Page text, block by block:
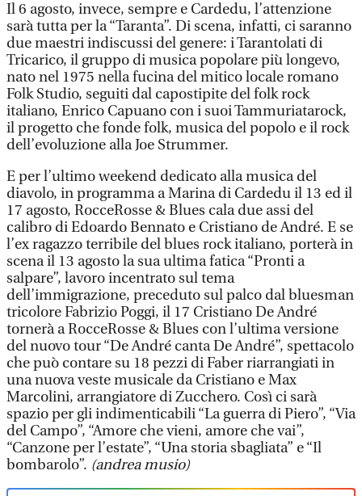
Il 6 agosto, invece, sempre e Cardedu, l’attenzione
sarà tutta per la “Taranta”. Di scena, infatti, ci saranno
due maestri indiscussi del genere: i Tarantolati di
Tricarico, il gruppo di musica popolare più longevo,
nato nel 1975 nella fucina del mitico locale romano
Folk Studio, seguiti dal capostipite del folk rock
italiano, Enrico Capuano con i suoi Tammuriatarock,
il progetto che fonde folk, musica del popolo e il rock
dell’evoluzione alla Joe Strummer.
E per l’ultimo weekend dedicato alla musica del
diavolo, in programma a Marina di Cardedu il 13 ed il
17 agosto, RocceRosse & Blues cala due assi del
calibro di Edoardo Bennato e Cristiano de André. E se
l’ex ragazzo terribile del blues rock italiano, porterà in
scena il 13 agosto la sua ultima fatica “Pronti a
salpare”, lavoro incentrato sul tema
dell’immigrazione, preceduto sul palco dal bluesman
tricolore Fabrizio Poggi, il 17 Cristiano De André
tornerà a RocceRosse & Blues con l’ultima versione
del nuovo tour “De André canta De André”, spettacolo
che può contare su 18 pezzi di Faber riarrangiati in
una nuova veste musicale da Cristiano e Max
Marcolini, arrangiatore di Zucchero. Così ci sarà
spazio per gli indimenticabili “La guerra di Piero”, “Via
del Campo”, “Amore che vieni, amore che vai”,
“Canzone per l’estate”, “Una storia sbagliata” e “Il
bombarolo”. (andrea musio)